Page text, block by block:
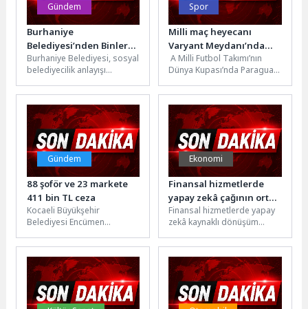
Gündem
Burhaniye
Belediyesi’nden Binlerce
Haneye Destek Eli
Burhaniye Belediyesi, sosyal
belediyecilik anlayışı
çalışmalarla ihtiyaç sahibi
vatandaşların yanında
olmaya devam
ediyor.Burhaniye...
Spor
Milli maç heyecanı
Varyant Meydanı’nda
yaşanacak
A Milli Futbol Takımı’nın
Dünya Kupası’nda Paraguay
Antalya Büyükşehir
Belediyesi tarafından dev...
Gündem
88 şoför ve 23 markete
411 bin TL ceza
Kocaeli Büyükşehir
Belediyesi Encümen
sağlığı ve güvenliği için
yapılan denetimler
görüşüldü. Bu kapsamda...
Ekonomi
Finansal hizmetlerde
yapay zekâ çağının ortak
aklı DefineX’ten
dönüşümü inşa eden
liderleri buluşturan yeni
Finansal hizmetlerde yapay
zekâ kaynaklı dönüşüm
dönemin nasıl anlaşılacağı
ve nasıl inşa...